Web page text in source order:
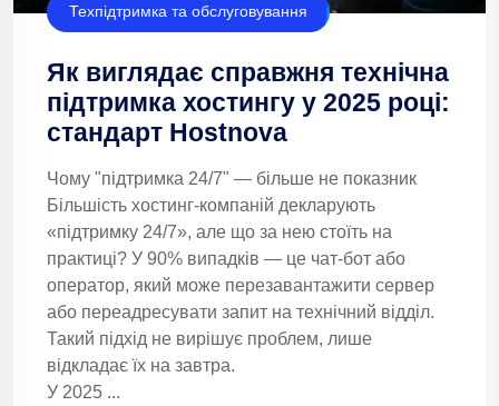
Техпідтримка та обслуговування
Як виглядає справжня технічна
підтримка хостингу у 2025 році:
стандарт Hostnova
Чому "підтримка 24/7" — більше не показник
Більшість хостинг-компаній декларують
«підтримку 24/7», але що за нею стоїть на
практиці? У 90% випадків — це чат-бот або
оператор, який може перезавантажити сервер
або переадресувати запит на технічний відділ.
Такий підхід не вирішує проблем, лише
відкладає їх на завтра.
У 2025 ...